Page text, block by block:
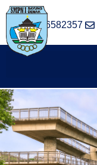
(024) 6582357